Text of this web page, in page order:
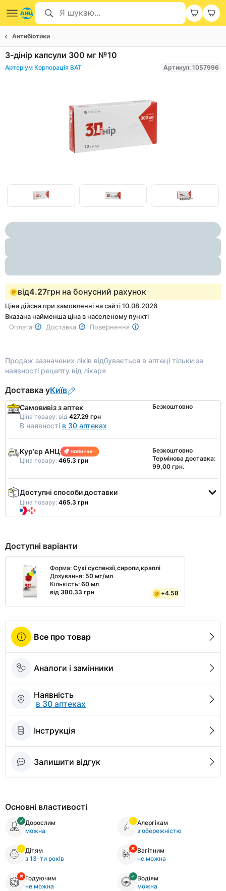
Антибіотики
3-дінір капсули 300 мг №10
Артеріум Корпорація ВАТ Артикул: 1057996
Item
of
1
of
від4.27грн на бонусний рахунок
Ціна дійсна при замовленні на сайті 10.08.2026
Вказана найменша ціна в населеному пункті
Оплата
Доставка Повернення
Продаж зазначених ліків відбувається в аптеці тільки за
наявності рецепту від лікаря
Доставка уКиїв
Самовивіз з аптек
Ціна товару: від 427.29 грн
В наявності в 30 аптеках
Безкоштовно
Курʼєр АНЦ
Ціна товару: 465.3 грн
Безкоштовно
Термінова доставка:
99,00 грн.
Доступні способи доставки
Ціна товару: 465.3 грн
Доступні варіанти
Форма: Сухі суспензії,сиропи,краплі
Дозування: 50 мг/мл
Кількість: 60 мл
від 380.33 грн
+4.58
Все про товар
Аналоги і замінники
Наявність
в 30 аптеках
Інструкція
Залишити відгук
Основні властивості
Дорослим
можна
Алергікам
з обережністю
Дітям
з 13-ти років
Вагітним
не можна
Годуючим
не можна
Водіям
можна